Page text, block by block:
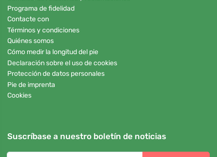
Programa de fidelidad
Contacte con
Términos y condiciones
Quiénes somos
Cómo medir la longitud del pie
Declaración sobre el uso de cookies
Protección de datos personales
Pie de imprenta
Cookies
Suscríbase a nuestro boletín de noticias